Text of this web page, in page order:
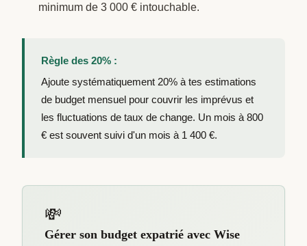
minimum de 3 000 € intouchable.
Règle des 20% :
Ajoute systématiquement 20% à tes estimations
de budget mensuel pour couvrir les imprévus et
les fluctuations de taux de change. Un mois à 800
€ est souvent suivi d'un mois à 1 400 €.
💸
Gérer son budget expatrié avec Wise